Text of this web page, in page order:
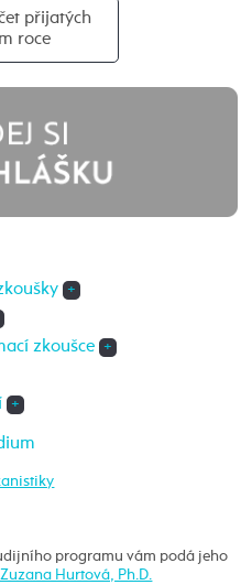
přijatých
roce
+
zkoušce +
+
programu vám podá jeho
Hurtová, Ph.D.